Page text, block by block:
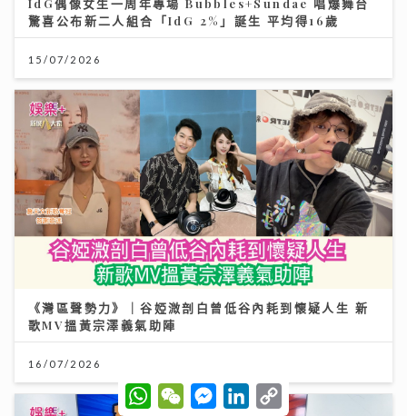
IdG偶像女生一周年專場 Bubbles+Sundae 唱爆舞台
驚喜公布新二人組合「IdG 2%」誕生 平均得16歲
15/07/2026
《灣區聲勢力》｜谷婭溦剖白曾低谷內耗到懷疑人生 新
歌MV搵黃宗澤義氣助陣
16/07/2026
W
h
W
e
M
e
L
C
o